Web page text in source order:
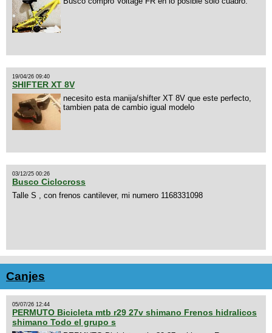
19/04/26 09:40
SHIFTER XT 8V
necesito esta manija/shifter XT 8V que este perfecto,
tambien pata de cambio igual modelo
03/12/25 00:26
Busco Ciclocross
Talle S , con frenos cantilever, mi numero 1168331098
Canjes
05/07/26 12:44
PERMUTO Bicicleta mtb r29 27v shimano Frenos hidralicos
shimano Todo el grupo s